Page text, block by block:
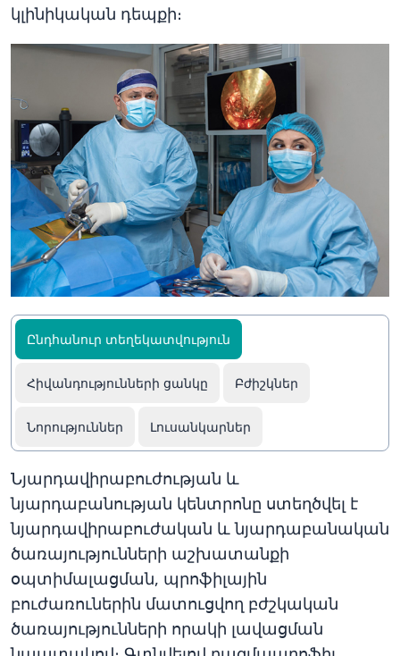
կլինիկական դեպքի։
Ընդհանուր տեղեկատվություն
Հիվանդությունների ցանկը Բժիշկներ
Նորություններ Լուսանկարներ
Նյարդավիրաբուժության և
նյարդաբանության կենտրոնը ստեղծվել է
նյարդավիրաբուժական և նյարդաբանական
ծառայությունների աշխատանքի
օպտիմալացման, պրոֆիլային
բուժառուներին մատուցվող բժշկական
ծառայությունների որակի լավացման